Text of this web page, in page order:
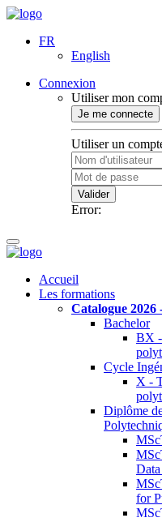
FR
English
Connexion
Utiliser mon
Je me connecte
Utiliser un
Valider
Error:
Accueil
Les formations
Catalogue 2026
Bachelor
BX -
Cycle
X -
Diplôme
for